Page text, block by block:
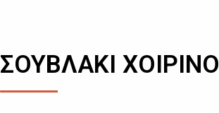
ΣΟΥΒΛΑΚΙ ΧΟΙΡΙΝΟ